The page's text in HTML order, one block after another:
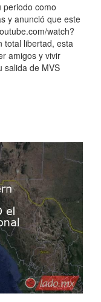
periodo como
y anunció que este
watch?
total libertad, esta
amigos y vivir
salida de MVS